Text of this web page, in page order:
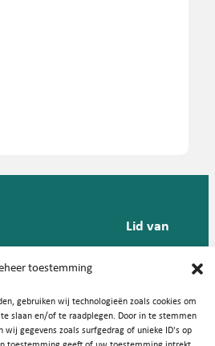
toestemming
gebruiken wij technologieën zoals cookies om
slaan en/of te raadplegen. Door in te stemmen
wij gegevens zoals surfgedrag of unieke ID's op
T: 088 -
57
Lid van